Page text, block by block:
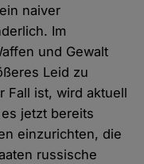
naiver
Im
und Gewalt
Leid zu
Fall ist, wird aktuell
jetzt bereits
einzurichten, die
russische